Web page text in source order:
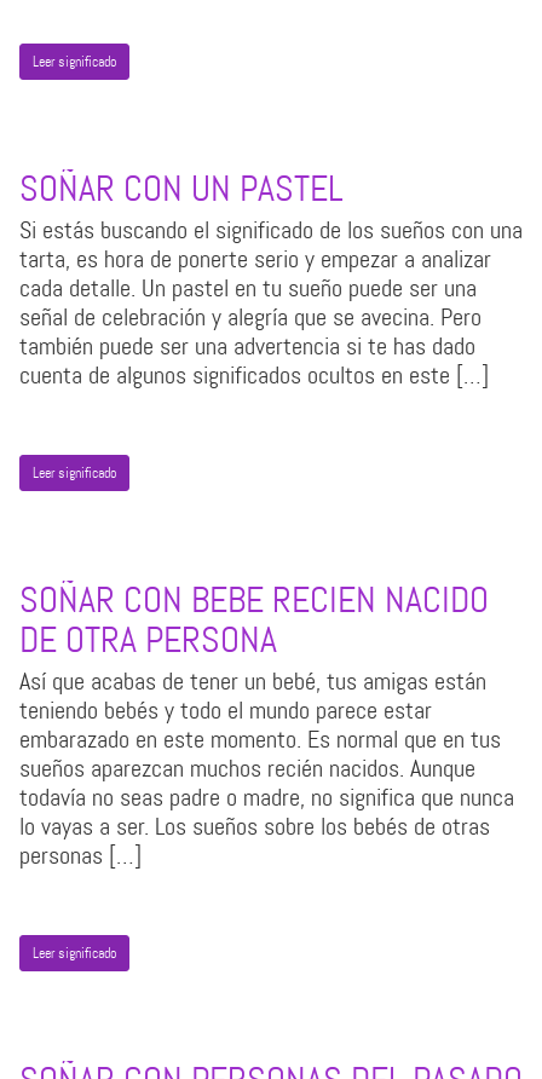
Leer significado
SOÑAR CON UN PASTEL
Si estás buscando el significado de los sueños con una
tarta, es hora de ponerte serio y empezar a analizar
cada detalle. Un pastel en tu sueño puede ser una
señal de celebración y alegría que se avecina. Pero
también puede ser una advertencia si te has dado
cuenta de algunos significados ocultos en este […]
Leer significado
SOÑAR CON BEBE RECIEN NACIDO
DE OTRA PERSONA
Así que acabas de tener un bebé, tus amigas están
teniendo bebés y todo el mundo parece estar
embarazado en este momento. Es normal que en tus
sueños aparezcan muchos recién nacidos. Aunque
todavía no seas padre o madre, no significa que nunca
lo vayas a ser. Los sueños sobre los bebés de otras
personas […]
Leer significado